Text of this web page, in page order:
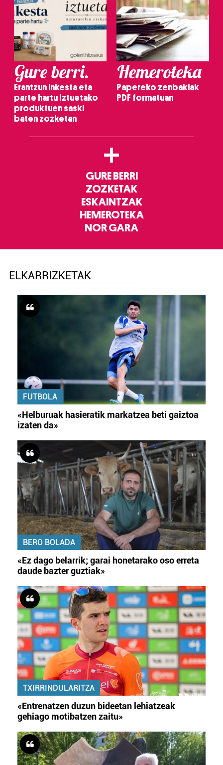
Gure berri.
Erantzun inkesta eta
parte hartu Iztuetako
produktuen saski
baten zozketan
Hemeroteka
Papereko zenbakiak
PDF formatuan
+
GURE BERRI
ZOZKETAK
ESKAINTZAK
HEMEROTEKA
NOR GARA
ELKARRIZKETAK
FUTBOLA
«Helburuak hasieratik markatzea beti gaiztoa
izaten da»
BERO BOLADA
«Ez dago belarrik; garai honetarako oso erreta
daude bazter guztiak»
TXIRRINDULARITZA
«Entrenatzen duzun bideetan lehiatzeak
gehiago motibatzen zaitu»